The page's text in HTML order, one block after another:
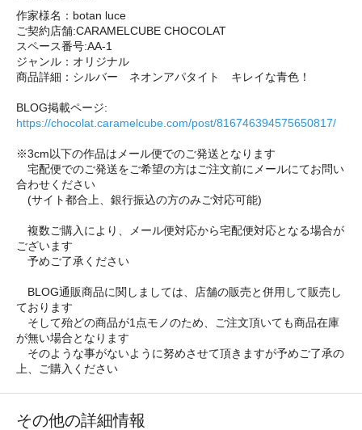
作家様名：botan luce
ご契約店舗:CARAMELCUBE CHOCOLAT
スペース番号:AA-1
ジャンル：オリジナル
商品詳細：シルバー ネオンアパタイト キレイな青色！
BLOG掲載ページ:
https://chocolat.caramelcube.com/post/816746394575650817/
※3cm以下の作品はメール便でのご発送となります
宅配便でのご発送をご希望の方はご注文前にメールにてお問い
合わせください
(サイト都合上、銀行振込の方のみご対応可能)
複数ご購入により、メール便対応から宅配便対応となる場合が
ございます
予めご了承ください
BLOG通販商品に関しましては、店舗の販売と併用して販売し
ております
そして殆どの商品が1点モノのため、ご注文頂いても商品在庫
が無い場合となります
そのような事がないように努めさせて頂きますが予めご了承の
上、ご購入ください
その他の詳細情報